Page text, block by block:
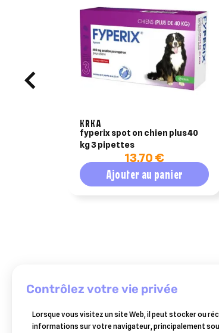
KRKA
fyperix spot on chien plus 40
kg 3 pipettes
13,70 €
Ajouter au panier
VÉTOQUINOL
drontal
contrôlez votre vie privée
Lorsque vous visitez un site Web, il peut stocker ou
informations sur votre navigateur, principalement